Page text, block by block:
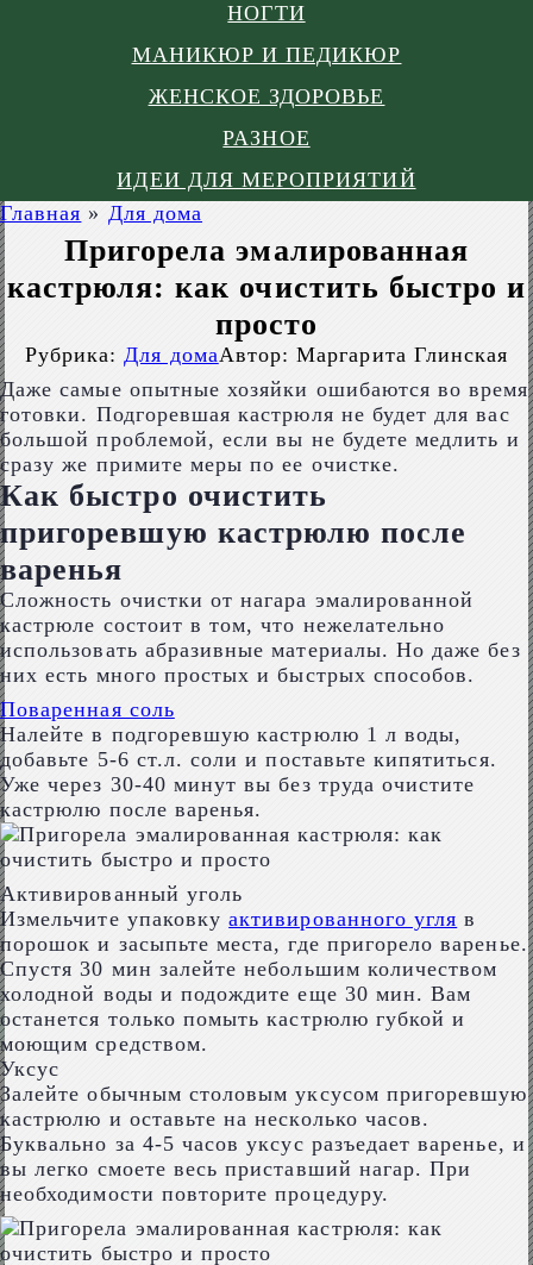
НОГТИ
МАНИКЮР И ПЕДИКЮР
ЖЕНСКОЕ ЗДОРОВЬЕ
РАЗНОЕ
ИДЕИ ДЛЯ МЕРОПРИЯТИЙ
Главная » Для дома
Пригорела эмалированная
кастрюля: как очистить быстро и
просто
Рубрика: Для домаАвтор: Маргарита Глинская
Даже самые опытные хозяйки ошибаются во время
готовки. Подгоревшая кастрюля не будет для вас
большой проблемой, если вы не будете медлить и
сразу же примите меры по ее очистке.
Как быстро очистить
пригоревшую кастрюлю после
варенья
Сложность очистки от нагара эмалированной
кастрюле состоит в том, что нежелательно
использовать абразивные материалы. Но даже без
них есть много простых и быстрых способов.
Поваренная соль
Налейте в подгоревшую кастрюлю 1 л воды,
добавьте 5-6 ст.л. соли и поставьте кипятиться.
Уже через 30-40 минут вы без труда очистите
кастрюлю после варенья.
Активированный уголь
Измельчите упаковкуактивированного угля в
порошок и засыпьте места, где пригорело варенье.
Спустя 30 мин залейте небольшим количеством
холодной воды и подождите еще 30 мин. Вам
останется только помыть кастрюлю губкой и
моющим средством.
Уксус
Залейте обычным столовым уксусом пригоревшую
кастрюлю и оставьте на несколько часов.
Буквально за 4-5 часов уксус разъедает варенье, и
вы легко смоете весь приставший нагар. При
необходимости повторите процедуру.